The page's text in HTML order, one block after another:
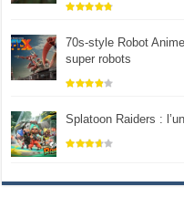
70s-style Robot
super robots
Splatoon Raiders :